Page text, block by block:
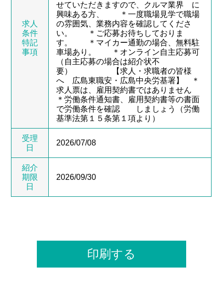
求人
条件
特記
事項
せていただきますので、クルマ業界 に
興味ある方、 ＊一度職場見学で職場
の雰囲気、業務内容を確認してくださ
い。 ＊ご応募お待ちしておりま
す。 ＊マイカー通勤の場合、無料駐
車場あり。 ＊オンライン自主応募可
（自主応募の場合は紹介状不
要） 【求人・求職者の皆様
へ 広島東職安・広島中央労基署】 ＊
求人票は、雇用契約書ではありません
＊労働条件通知書、雇用契約書等の書面
で労働条件を確認 しましょう（労働
基準法第１５条第１項より）
受理
日
2026/07/08
紹介
期限
日
2026/09/30
印刷する